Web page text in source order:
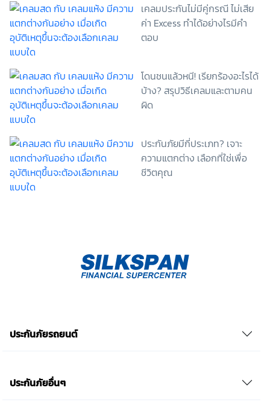
ไม่ให้ความยินยอมในเอกสารนี้ด้วยความสมัครใจ
ปราศจากการบังคับหรือชักจูง และข้าพเจ้าทราบว่า
ข้าพเจ้าสามารถถอนความยินยอมนี้เสียเมื่อใดก็ได้ เว้นแต่
กรณีที่ข้าพเจ้าประสงค์จะไม่ให้ความยินยอม ข้าพเจ้าเข้าใจ
และยอมรับว่า การไม่ให้ความยินยอมจะมีผลทำให้ข้าพเจ้า
(เช่น ข้าพเจ้าอาจได้รับความสะดวกในการใช้บริการน้อย
ลง หรือข้าพเจ้าไม่สามารถเข้าถึงฟังก์ชันการใช้งานบาง
ยินยอมดังกล่าว ไม่มีผลกระทบต่อการประมวลผลข้อมูล
ส่วนบุคคลที่ได้ดำเนินการเสร็จสิ้นไปแล้วก่อนการถอน
ความยินยอม โดยข้าพเจ้าให้ถือเอาการกดเลือก “ให้ความ
ยินยอม” ในช่องสนทนา เป็นการแสดงเจตนายินยอมของ
เคลมประกันไม่มีคู่กรณี ไม่เสีย
ค่า Excess ทำได้อย่างไรมีคำ
ตอบ
โดนชนแล้วหนี! เรียกร้องอะไรได้
บ้าง? สรุปวิธีเคลมและตามคน
ผิด
ประกันภัยมีกี่ประเภท? เจาะ
ความแตกต่าง เลือกที่ใช่เพื่อ
ชีวิตคุณ
ประกันภัยรถยนต์
ประกันภัยอื่นๆ